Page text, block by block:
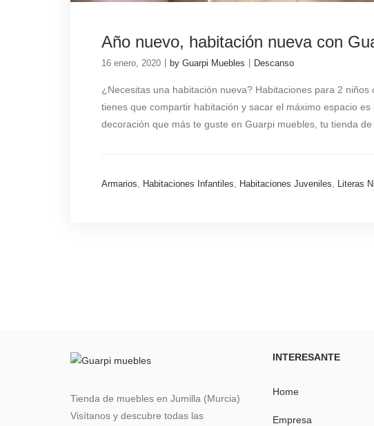
Año nuevo, habitación nueva con
16 enero, 2020 by Guarpi Muebles Descanso
¿Necesitas una habitación nueva? Habitaciones para 2
tienes que compartir habitación y sacar el máximo espacio
decoración que más te guste en Guarpi muebles, tu tienda de
Armarios Habitaciones Infantiles Habitaciones Juveniles Literas
Tienda de muebles en Jumilla (Murcia)
Visítanos y descubre todas las
INTERESANTE
Home
Empresa